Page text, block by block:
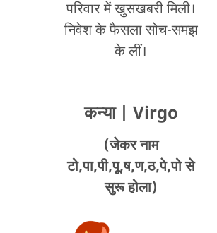
परिवार में खुसखबरी मिली।
निवेश के फैसला सोच-समझ
के लीं।
कन्या | Virgo
(जेकर नाम
टो,पा,पी,पू,ष,ण,ठ,पे,पो से
सुरू होला)